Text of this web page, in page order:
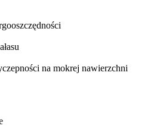
na mokrej nawierzchni